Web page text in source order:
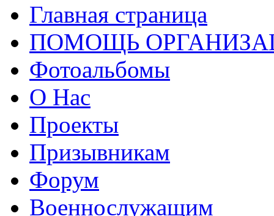
Главная страница
ПОМОЩЬ
Фотоальбомы
О Нас
Проекты
Призывникам
Форум
Военнослужащим